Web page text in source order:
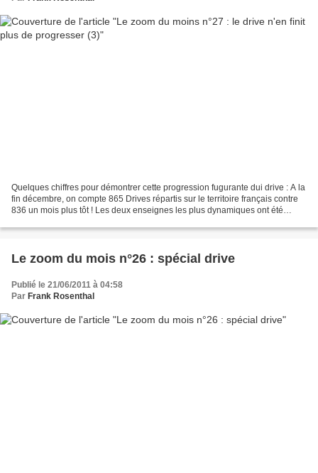
Quelques chiffres pour démontrer cette progression fugurante dui drive : A la
fin décembre, on compte 865 Drives répartis sur le territoire français contre
836 un mois plus tôt ! Les deux enseignes les plus dynamiques ont été
Le zoom du mois n°26 : spécial drive
Publié le 21/06/2011 à 04:58
Par Frank Rosenthal